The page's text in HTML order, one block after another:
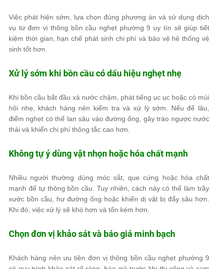
Việc phát hiện sớm, lựa chọn đúng phương án và sử dụng dịch
vụ từ đơn vị thông bồn cầu nghẹt phường 9 uy tín sẽ giúp tiết
kiệm thời gian, hạn chế phát sinh chi phí và bảo vệ hệ thống vệ
sinh tốt hơn.
Xử lý sớm khi bồn cầu có dấu hiệu nghẹt nhẹ
Khi bồn cầu bắt đầu xả nước chậm, phát tiếng ục ục hoặc có mùi
hôi nhẹ, khách hàng nên kiểm tra và xử lý sớm. Nếu để lâu,
điểm nghẹt có thể lan sâu vào đường ống, gây trào ngược nước
thải và khiến chi phí thông tắc cao hơn.
Không tự ý dùng vật nhọn hoặc hóa chất mạnh
Nhiều người thường dùng móc sắt, que cứng hoặc hóa chất
mạnh để tự thông bồn cầu. Tuy nhiên, cách này có thể làm trầy
xước bồn cầu, hư đường ống hoặc khiến dị vật bị đẩy sâu hơn.
Khi đó, việc xử lý sẽ khó hơn và tốn kém hơn.
Chọn đơn vị khảo sát và báo giá minh bạch
Khách hàng nên ưu tiên đơn vị thông bồn cầu nghẹt phường 9